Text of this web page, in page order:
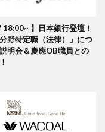
18:00~ 】日本銀行登壇！
分野特定職（法律）」につ
明会＆慶應OB職員との